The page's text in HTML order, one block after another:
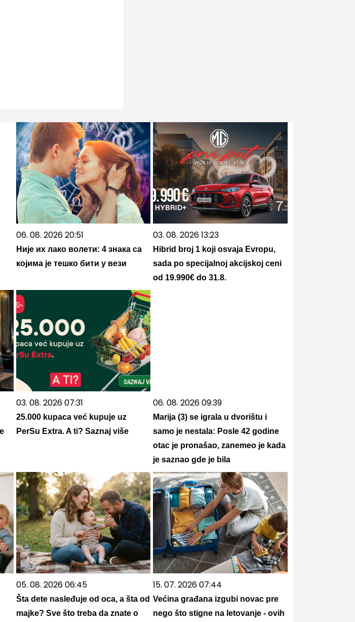
06. 08. 2026 20:51
Није их лако волети: 4 знака са
којима је тешко бити у вези
03. 08. 2026 13:23
Hibrid broj 1 koji osvaja Evropu,
sada po specijalnoj akcijskoj ceni
od 19.990€ do 31.8.
03. 08. 2026 07:31
25.000 kupaca već kupuje uz
PerSu Extra. A ti? Saznaj više
06. 08. 2026 09:39
Marija (3) se igrala u dvorištu i
samo je nestala: Posle 42 godine
otac je pronašao, zanemeo je kada
je saznao gde je bila
05. 08. 2026 06:45
Šta dete nasleđuje od oca, a šta od
majke? Sve što treba da znate o
15. 07. 2026 07:44
Većina građana izgubi novac pre
nego što stigne na letovanje - ovih